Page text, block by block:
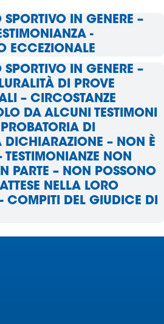
SPORTIVO IN GENERE –
-
ECCEZIONALE
SPORTIVO IN GENERE –
DI PROVE
– CIRCOSTANZE
DA ALCUNI TESTIMONI
DI
– NON È
TESTIMONIANZE NON
PARTE – NON POSSONO
NELLA LORO
- COMPITI DEL GIUDICE DI